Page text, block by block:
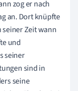
zog er nach
an. Dort knüpfte
Zeit wann
und
seiner
sind in
seine